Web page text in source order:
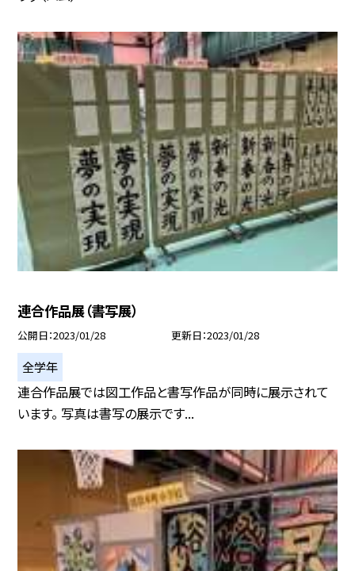
連合作品展（書写展）
公開日 2023/01/28 更新日 2023/01/28
全学年
連合作品展では図工作品と書写作品が同時に展示されて
います。 写真は書写の展示です...